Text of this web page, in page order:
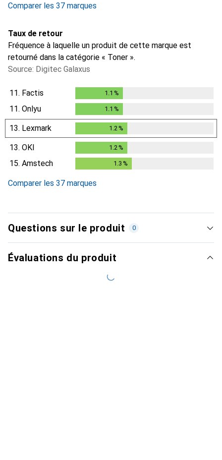
Comparer les 37 marques
Taux de retour
Fréquence à laquelle un produit de cette marque est
retourné dans la catégorie « Toner ».
Source: Digitec Galaxus
11. Factis 1.1 %
11. Onlyu 1.1 %
13. Lexmark 1.2 %
13. OKI 1.2 %
15. Amstech 1.3 %
Comparer les 37 marques
Questions sur le produit 0
Évaluations du produit